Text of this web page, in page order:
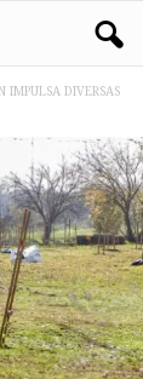
IMPULSA DIVERSAS